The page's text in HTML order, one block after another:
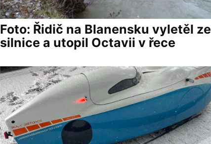
Foto: Řidič na Blanensku vyletěl ze
silnice a utopil Octavii v řece